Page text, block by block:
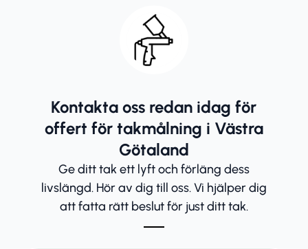
Kontakta oss redan idag för
offert för takmålning i Västra
Götaland
Ge ditt tak ett lyft och förläng dess
livslängd. Hör av dig till oss. Vi hjälper dig
att fatta rätt beslut för just ditt tak.